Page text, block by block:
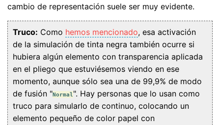
cambio de representación suele ser muy evidente.
Truco: Como hemos mencionado, esa activación
de la simulación de tinta negra también ocurre si
hubiera algún elemento con transparencia aplicada
en el pliego que estuviésemos viendo en ese
momento, aunque sólo sea una de 99,9% de modo
de fusión "Normal". Hay personas que lo usan como
truco para simularlo de continuo, colocando un
elemento pequeño de color papel con